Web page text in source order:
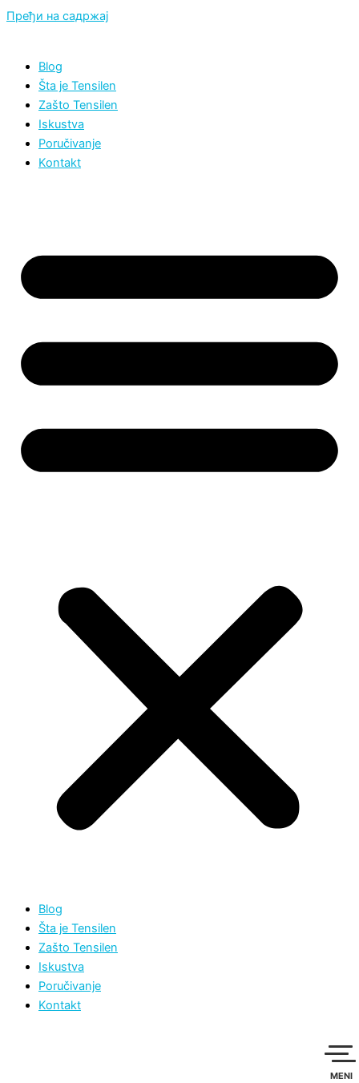
Пређи на садржај
Blog
Šta je Tensilen
Zašto Tensilen
Iskustva
Poručivanje
Kontakt
Blog
Šta je Tensilen
Zašto Tensilen
Iskustva
Poručivanje
Kontakt
MENI